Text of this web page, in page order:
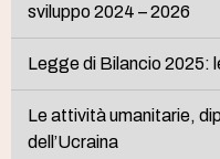
sviluppo 2024 – 2026
Legge di Bilancio 2025:
Le attività umanitarie,
dell’Ucraina